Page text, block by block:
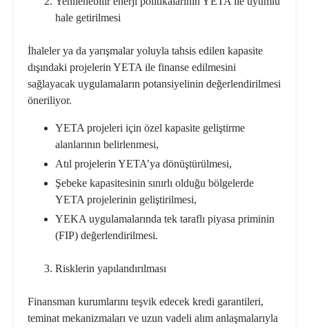
hale getirilmesi
İhaleler ya da yarışmalar yoluyla tahsis edilen kapasite
dışındaki projelerin YETA ile finanse edilmesini
sağlayacak uygulamaların potansiyelinin değerlendirilmesi
öneriliyor.
YETA projeleri için özel kapasite geliştirme
alanlarının belirlenmesi,
Atıl projelerin YETA’ya dönüştürülmesi,
Şebeke kapasitesinin sınırlı olduğu bölgelerde
YETA projelerinin geliştirilmesi,
YEKA uygulamalarında tek taraflı piyasa priminin
(FIP) değerlendirilmesi.
Risklerin yapılandırılması
Finansman kurumlarını teşvik edecek kredi garantileri,
teminat mekanizmaları ve uzun vadeli alım anlaşmalarıyla